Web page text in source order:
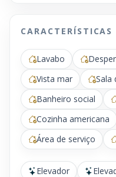
Lavabo
Vista mar
Sala
Banheiro social
Cozinha americana
Área de serviço
Elevador